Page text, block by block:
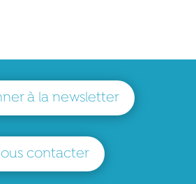
à la newsletter
contacter